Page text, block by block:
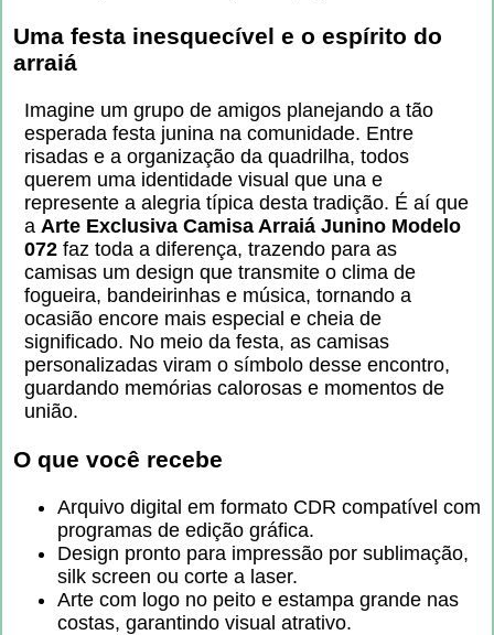
Uma festa inesquecível e o espírito do
arraiá
Imagine um grupo de amigos planejando a tão
esperada festa junina na comunidade. Entre
risadas e a organização da quadrilha, todos
querem uma identidade visual que una e
represente a alegria típica desta tradição. É aí que
a Arte Exclusiva Camisa Arraiá Junino Modelo
072 faz toda a diferença, trazendo para as
camisas um design que transmite o clima de
fogueira, bandeirinhas e música, tornando a
ocasião encore mais especial e cheia de
significado. No meio da festa, as camisas
personalizadas viram o símbolo desse encontro,
guardando memórias calorosas e momentos de
união.
O que você recebe
Arquivo digital em formato CDR compatível com
programas de edição gráfica.
Design pronto para impressão por sublimação,
silk screen ou corte a laser.
Arte com logo no peito e estampa grande nas
costas, garantindo visual atrativo.